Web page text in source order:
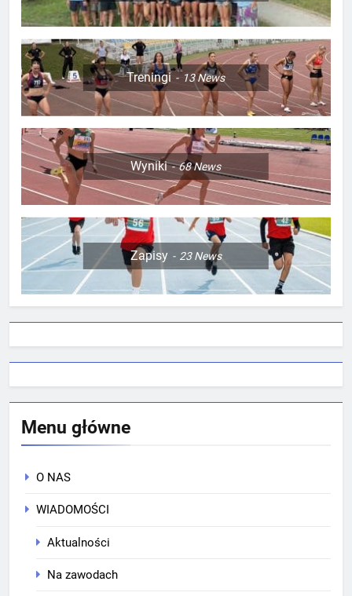
Treningi 13News
Wyniki 68News
Zapisy 23News
Menu główne
O NAS
WIADOMOŚCI
Aktualności
Na zawodach